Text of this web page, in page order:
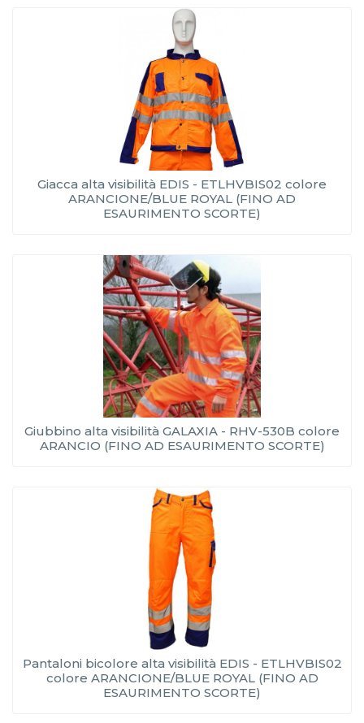
Giacca alta visibilità EDIS - ETLHVBIS02 colore
ARANCIONE/BLUE ROYAL (FINO AD
ESAURIMENTO SCORTE)
Giubbino alta visibilità GALAXIA - RHV-530B colore
ARANCIO (FINO AD ESAURIMENTO SCORTE)
Pantaloni bicolore alta visibilità EDIS - ETLHVBIS02
colore ARANCIONE/BLUE ROYAL (FINO AD
ESAURIMENTO SCORTE)